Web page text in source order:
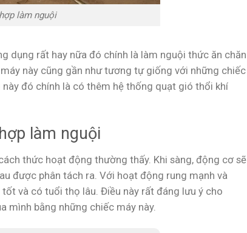
làm nguội
dụng rất hay nữa đó chính là làm nguội thức ăn chăn
này cũng gần như tương tự giống với những chiếc
đó chính là có thêm hệ thống quạt gió thổi khí
làm nguội
thức hoạt động thường thấy. Khi sàng, động cơ sẽ
được phân tách ra. Với hoạt động rung mạnh và
và có tuổi thọ lâu. Điều này rất đáng lưu ý cho
mình bằng những chiếc máy này.